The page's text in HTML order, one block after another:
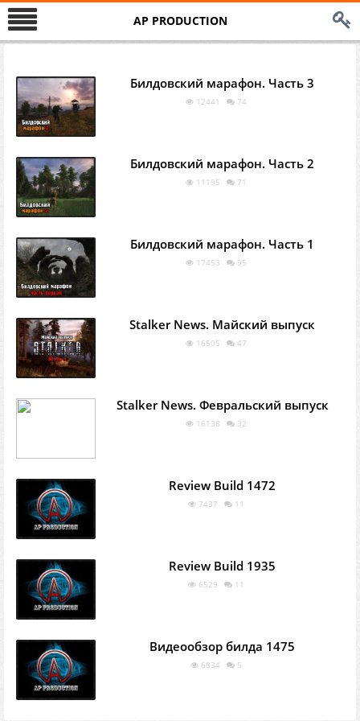
AP PRODUCTION
Билдовский марафон. Часть 3
12441 74
Билдовский марафон. Часть 2
11195 71
Билдовский марафон. Часть 1
17453 95
Stalker News. Майский выпуск
16505 47
Stalker News. Февральский выпуск
16138 32
Review Build 1472
7437 11
Review Build 1935
6529 11
Видеообзор билда 1475
6834 5